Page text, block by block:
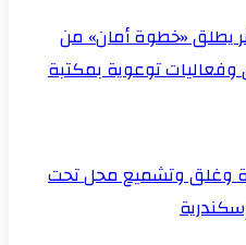
يطلق «خطوة أمان» من
وفعاليات توعوية بمكتبة
وغلق وتشميع محل تحت